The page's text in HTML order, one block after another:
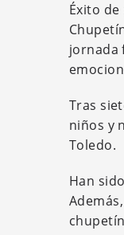
Éxito
jornada
Tras
niños y
Toledo.
Han